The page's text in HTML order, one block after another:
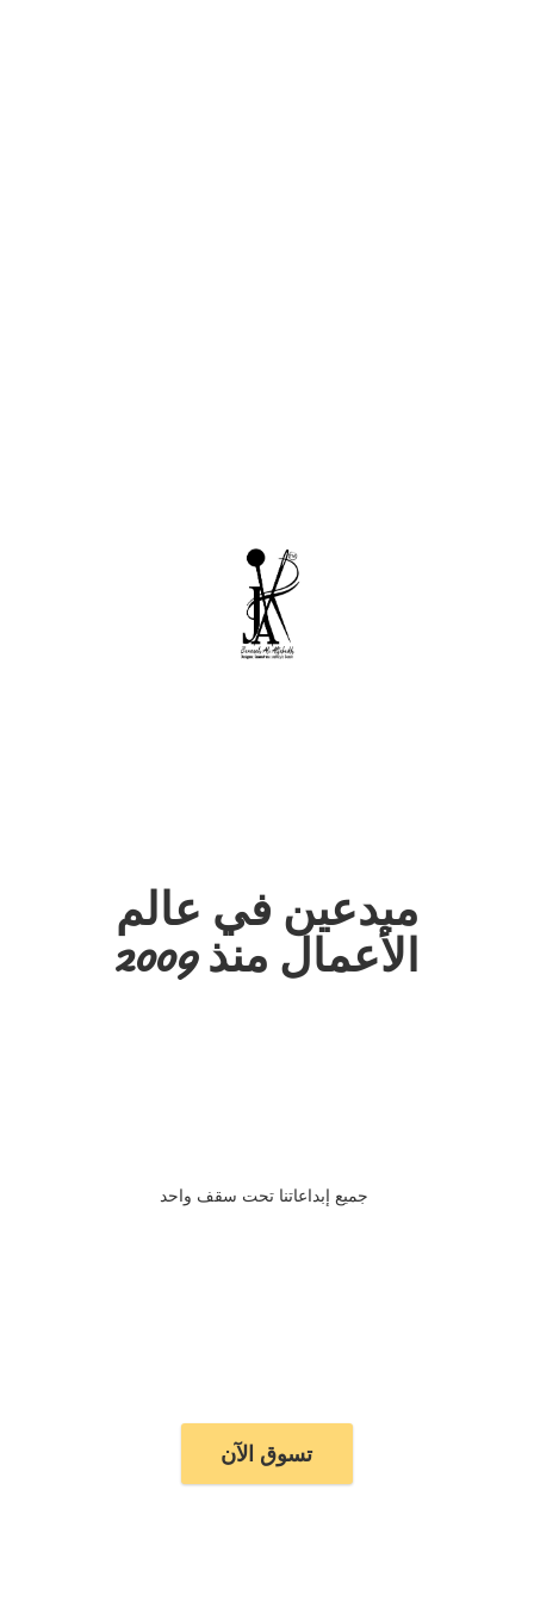
مبدعين في عالم
الأعمال منذ 2009
تسوق الآن